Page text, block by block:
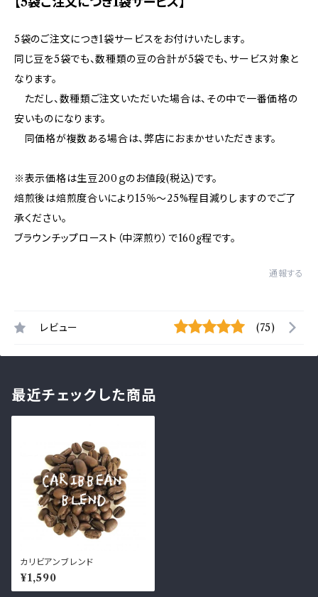
5袋のご注文につき1袋サービスをお付けいたします。
同じ豆を5袋でも、数種類の豆の合計が5袋でも、サービス対象と
なります。
ただし、数種類ご注文いただいた場合は、その中で一番価格の
安いものになります。
同価格が複数ある場合は、弊店におまかせいただきます。
※表示価格は生豆200ｇのお値段(税込)です。
焙煎後は焙煎度合いにより15％〜25%程目減りしますのでご了
承ください。
ブラウンチップロースト（中深煎り）で160g程です。
通報する
レビュー (75)
最近チェックした商品
カリビアンブレンド
¥1,590